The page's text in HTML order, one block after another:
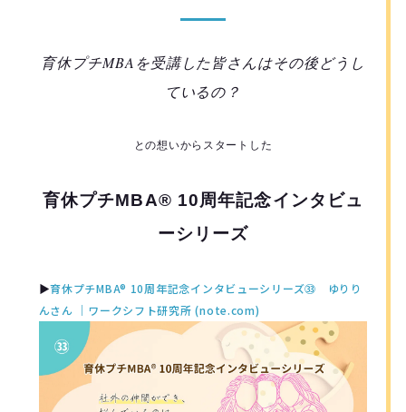
育休プチMBAを受講した皆さんはその後どうし
ているの？
との想いからスタートした
育休プチMBA® 10周年記念インタビュ
ーシリーズ
▶︎育休プチMBA® 10周年記念インタビューシリーズ㉝ ゆりり
んさん ｜ワークシフト研究所 (note.com)